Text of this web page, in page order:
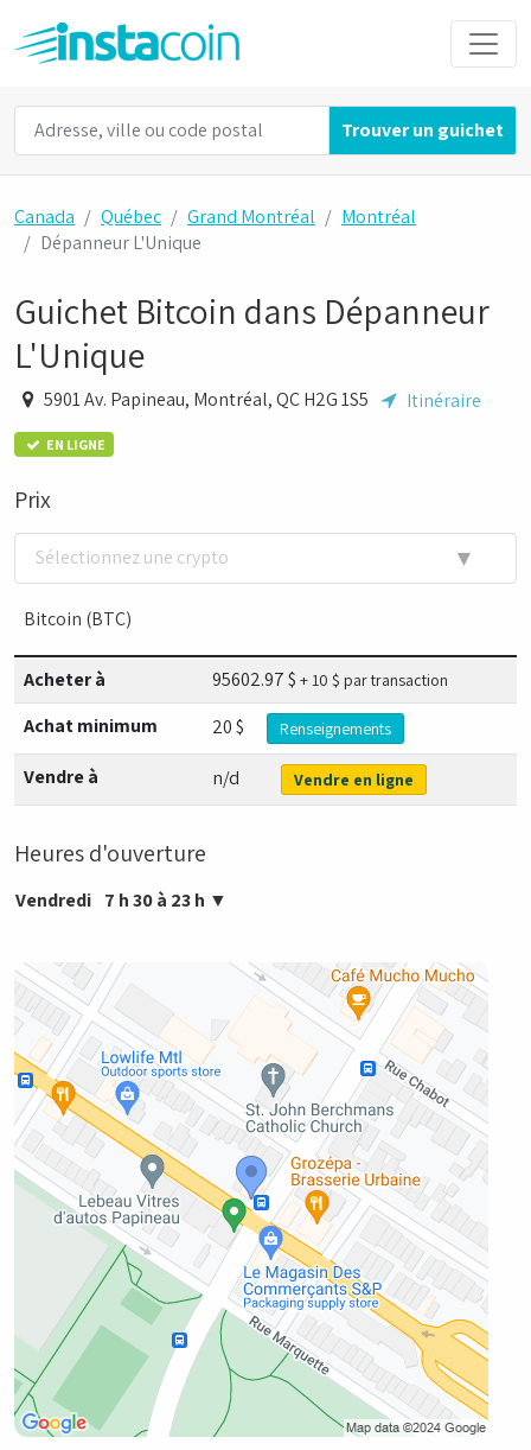
Trouver un guichet
Canada Québec Grand Montréal
Montréal
Dépanneur L'Unique
Guichet Bitcoin dans Dépanneur
L'Unique
5901 Av. Papineau, Montréal, QC H2G 1S5 Itinéraire
EN LIGNE
Prix
▼
Sélectionnez une crypto
Bitcoin (BTC)
Acheter à 95602.97$ + 10 $ par transaction
Achat minimum 20 $ Renseignements
Vendre à n/d Vendre en ligne
Heures d'ouverture
Vendredi 7 h 30 à 23 h ▼